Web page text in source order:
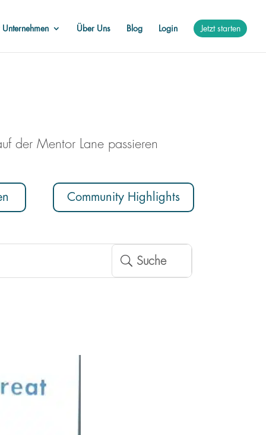
Unternehmen Über Uns Blog Login Jetzt starten
der Mentor Lane passieren
Community Highlights